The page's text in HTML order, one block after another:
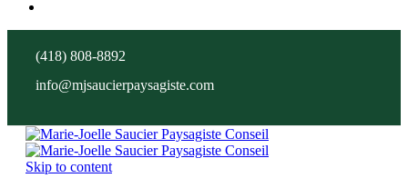
(418) 808-8892
info@mjsaucierpaysagiste.com
Skip to content